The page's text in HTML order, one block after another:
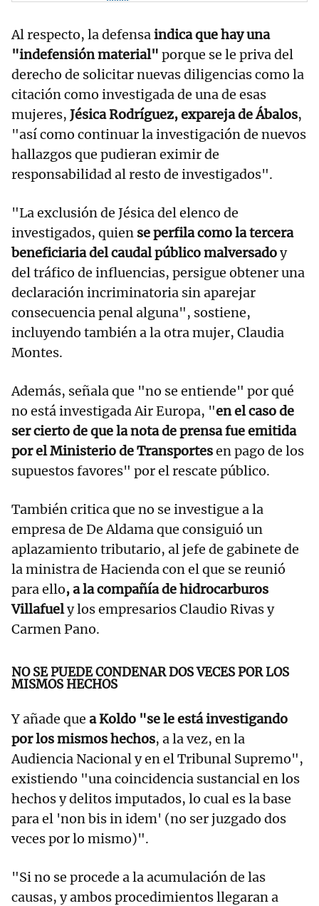
Al respecto, la defensaindica que hay una
"indefensión material" porque se le priva del
derecho de solicitar nuevas diligencias como la
citación como investigada de una de esas
mujeres, Jésica Rodríguez, expareja de Ábalos,
"así como continuar la investigación de nuevos
hallazgos que pudieran eximir de
responsabilidad al resto de investigados".
"La exclusión de Jésica del elenco de
investigados, quien se perfila como la tercera
beneficiaria del caudal público malversadoy
del tráfico de influencias, persigue obtener una
declaración incriminatoria sin aparejar
consecuencia penal alguna", sostiene,
incluyendo también a la otra mujer, Claudia
Montes.
Además, señala que "no se entiende" por qué
no está investigada Air Europa, "en el caso de
ser cierto de que la nota de prensa fue emitida
por el Ministerio de Transportesen pago de los
supuestos favores" por el rescate público.
También critica que no se investigue a la
empresa de De Aldama que consiguió un
aplazamiento tributario, al jefe de gabinete de
la ministra de Hacienda con el que se reunió
para ello, a la compañía de hidrocarburos
Villafuely los empresarios Claudio Rivas y
Carmen Pano.
NO SE PUEDE CONDENAR DOS VECES POR LOS
MISMOS HECHOS
Y añade que a Koldo "se le está investigando
por los mismos hechos, a la vez, en la
Audiencia Nacional y en el Tribunal Supremo",
existiendo "una coincidencia sustancial en los
hechos y delitos imputados, lo cual es la base
para el 'non bis in idem' (no ser juzgado dos
veces por lo mismo)".
"Si no se procede a la acumulación de las
causas, y ambos procedimientos llegaran a